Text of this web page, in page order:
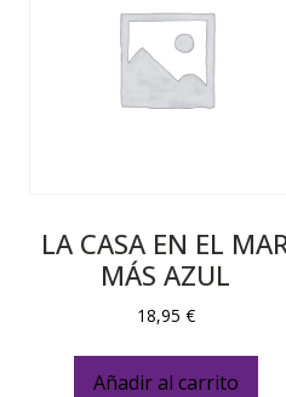
LA CASA EN EL
MÁS AZUL
18,95 €
Añadir al carrito